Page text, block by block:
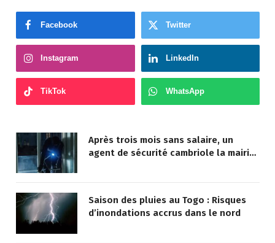
Facebook Twitter
Instagram LinkedIn
TikTok WhatsApp
Après trois mois sans salaire, un
agent de sécurité cambriole la mairie
Saison des pluies au Togo : Risques
d’inondations accrus dans le nord